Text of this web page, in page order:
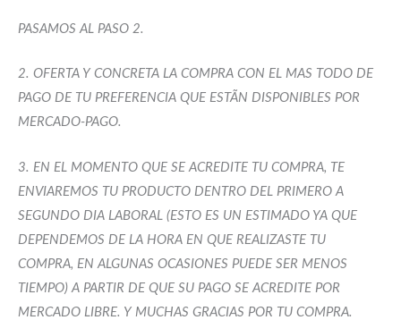
PASAMOS AL PASO 2.
2. OFERTA Y CONCRETA LA COMPRA CON EL MAS TODO DE
PAGO DE TU PREFERENCIA QUE ESTÃN DISPONIBLES POR
MERCADO-PAGO.
3. EN EL MOMENTO QUE SE ACREDITE TU COMPRA, TE
ENVIAREMOS TU PRODUCTO DENTRO DEL PRIMERO A
SEGUNDO DIA LABORAL (ESTO ES UN ESTIMADO YA QUE
DEPENDEMOS DE LA HORA EN QUE REALIZASTE TU
COMPRA, EN ALGUNAS OCASIONES PUEDE SER MENOS
TIEMPO) A PARTIR DE QUE SU PAGO SE ACREDITE POR
MERCADO LIBRE. Y MUCHAS GRACIAS POR TU COMPRA.